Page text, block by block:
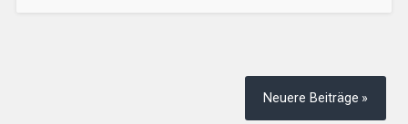
Neuere Beiträge